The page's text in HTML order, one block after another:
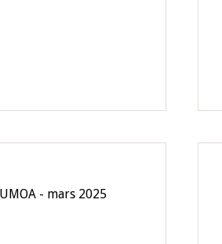
- mars 2025